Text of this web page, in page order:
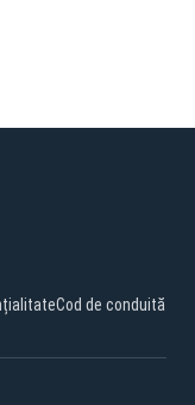
Cod de conduită